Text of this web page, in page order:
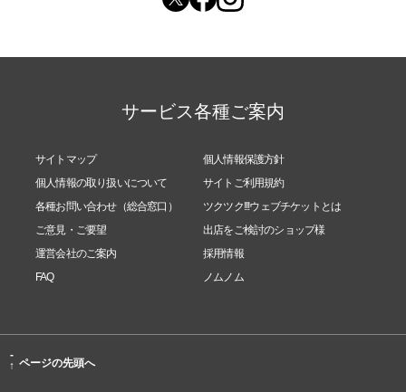
サービス各種ご案内
サイトマップ
個人情報保護方針
個人情報の取り扱いについて
サイトご利用規約
各種お問い合わせ（総合窓口）
ツクツク!!!ウェブチケットとは
ご意見・ご要望
出店をご検討のショップ様
運営会社のご案内
採用情報
FAQ
ノムノム
-
↑ ページの先頭へ